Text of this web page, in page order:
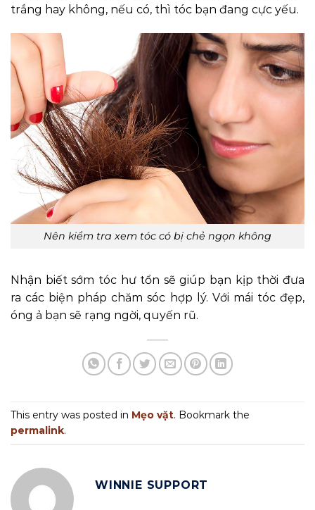
trắng hay không, nếu có, thì tóc bạn đang cực yếu.
Nên kiểm tra xem tóc có bị chẻ ngọn không
Nhận biết sớm tóc hư tổn sẽ giúp bạn kịp thời đưa
ra các biện pháp chăm sóc hợp lý. Với mái tóc đẹp,
óng ả bạn sẽ rạng ngời, quyến rũ.
This entry was posted in Mẹo vặt. Bookmark the
permalink.
WINNIE SUPPORT